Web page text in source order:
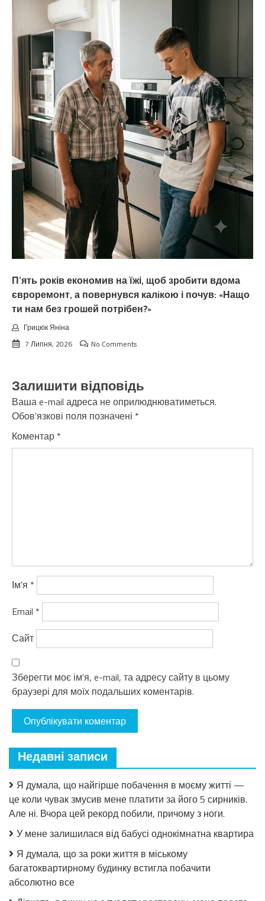
П’ять років економив на їжі, щоб зробити вдома
євроремонт, а повернувся калiкою і почув: «Нащо
ти нам без грошей потрібен?»
Грицюк Яніна
7 Липня, 2026
No Comments
Залишити відповідь
Ваша e-mail адреса не оприлюднюватиметься.
Обов’язкові поля позначені *
Коментар *
Ім'я *
Email *
Сайт
Зберегти моє ім'я, e-mail, та адресу сайту в цьому
браузері для моїх подальших коментарів.
Недавні записи
Я думала, що найгірше побачення в моєму житті —
це коли чувак змусив мене платити за його 5 сирників.
Але ні. Вчора цей рекорд побили, причому з ноги.
У мене залишилася від бабусі однокімнатна квартира
Я думала, що за роки життя в міському
багатоквартирному будинку встигла побачити
абсолютно все